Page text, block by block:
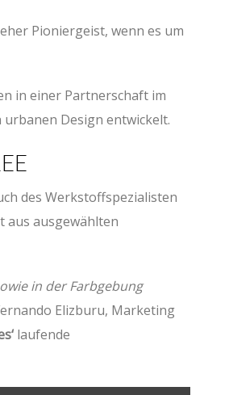
Pioniergeist, wenn es um
in einer Partnerschaft im
Design entwickelt.
des Werkstoffspezialisten
aus ausgewählten
in der Farbgebung
Elizburu, Marketing
laufende